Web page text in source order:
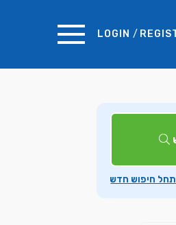
LOGIN /